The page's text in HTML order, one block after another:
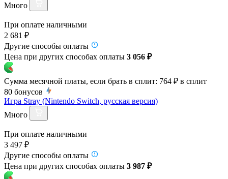
Много
При оплате наличными
2 681 ₽
Другие способы оплаты
Цена при других способах оплаты 3 056 ₽
Сумма месячной платы, если брать в сплит: 764 ₽ в сплит
80 бонусов
Игра Stray (Nintendo Switch, русская версия)
Много
При оплате наличными
3 497 ₽
Другие способы оплаты
Цена при других способах оплаты 3 987 ₽